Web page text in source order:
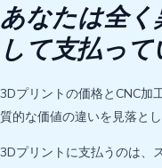
あなたは全
して支払って
3Dプリントの価格とCNC加
質的な価値の違いを見落と
3Dプリントに支払うのは、